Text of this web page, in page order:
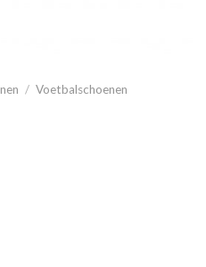
/ Voetbalschoenen